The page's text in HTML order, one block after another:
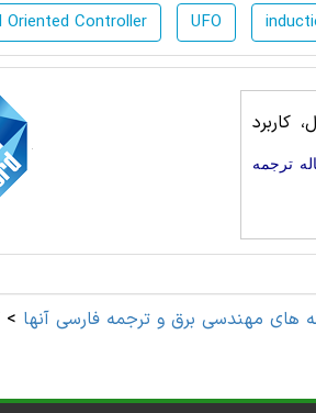
Oriented Controller UFO
کاربرد
ترجمه
های مهندسی برق و ترجمه فارسی آنها >